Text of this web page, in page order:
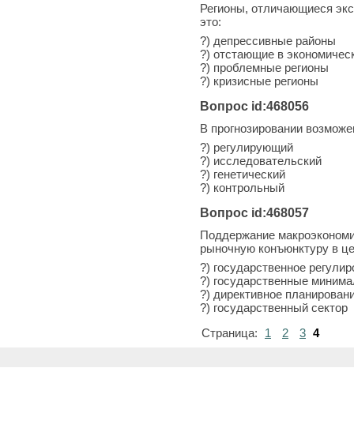
Регионы, отличающиеся
это:
?) депрессивные районы
?) отстающие в
?) проблемные регионы
?) кризисные регионы
Вопрос id:468056
В прогнозировании
?) регулирующий
?) исследовательский
?) генетический
?) контрольный
Вопрос id:468057
Поддержание
рыночную конъюнктуру в
?) государственное
?) государственные
?) директивное
?) государственный сектор
Страница:
1 2 3 4